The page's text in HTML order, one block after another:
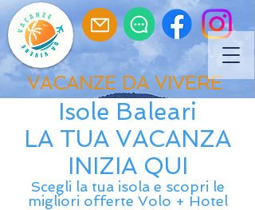
VACANZE DA VIVERE
Isole Baleari
LA TUA VACANZA
INIZIA QUI
Scegli la tua isola e scopri le
migliori offerte Volo + Hotel